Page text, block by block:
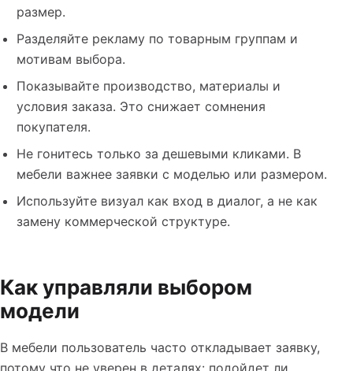
размер.
Разделяйте рекламу по товарным группам и
мотивам выбора.
Показывайте производство, материалы и
условия заказа. Это снижает сомнения
покупателя.
Не гонитесь только за дешевыми кликами. В
мебели важнее заявки с моделью или размером.
Используйте визуал как вход в диалог, а не как
замену коммерческой структуре.
Как управляли выбором
модели
В мебели пользователь часто откладывает заявку,
потому что не уверен в деталях: подойдет ли